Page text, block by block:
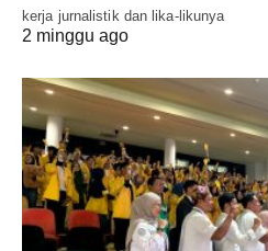
kerja jurnalistik dan lika-likunya
2 minggu ago